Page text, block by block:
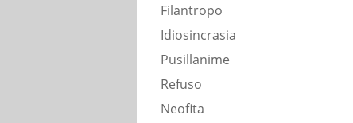
Filantropo
Idiosincrasia
Pusillanime
Refuso
Neofita